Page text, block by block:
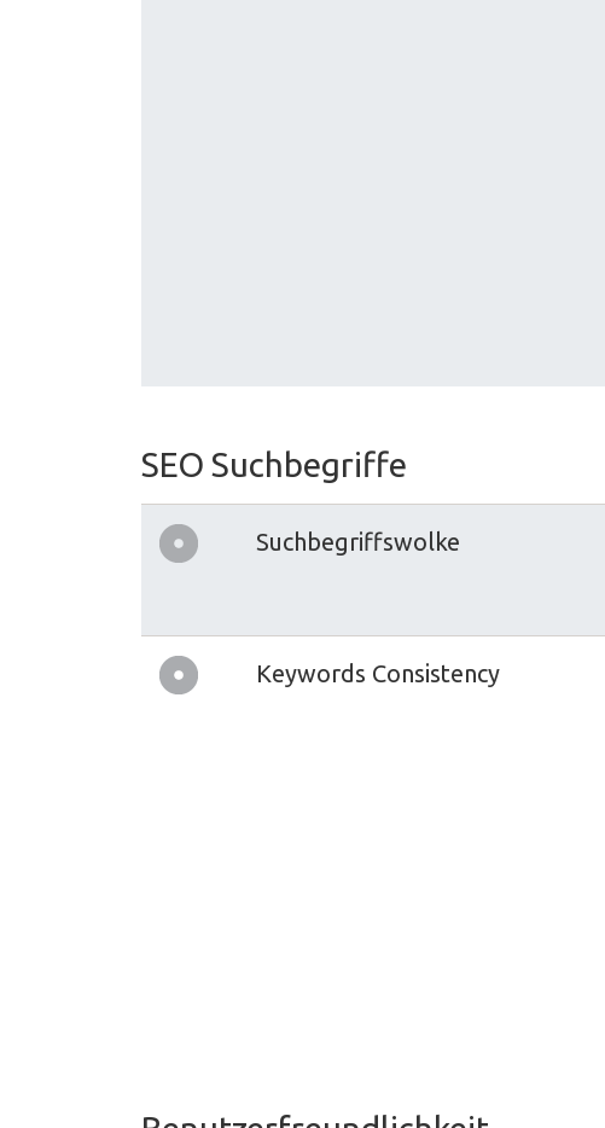
SEO Suchbegriffe
Suchbegriffswolke
Keywords Consistency